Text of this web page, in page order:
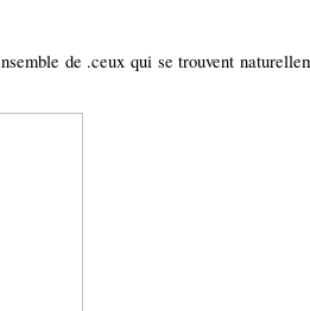
de .ceux qui se trouvent